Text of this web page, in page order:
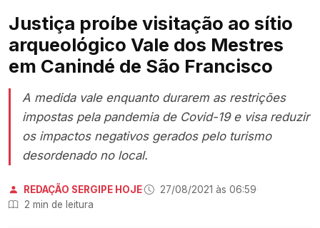
Justiça proíbe visitação ao sítio
arqueológico Vale dos Mestres
em Canindé de São Francisco
A medida vale enquanto durarem as restrições
impostas pela pandemia de Covid-19 e visa reduzir
os impactos negativos gerados pelo turismo
desordenado no local.
REDAÇÃO SERGIPE HOJE· 27/08/2021 às 06:59·
2 min de leitura